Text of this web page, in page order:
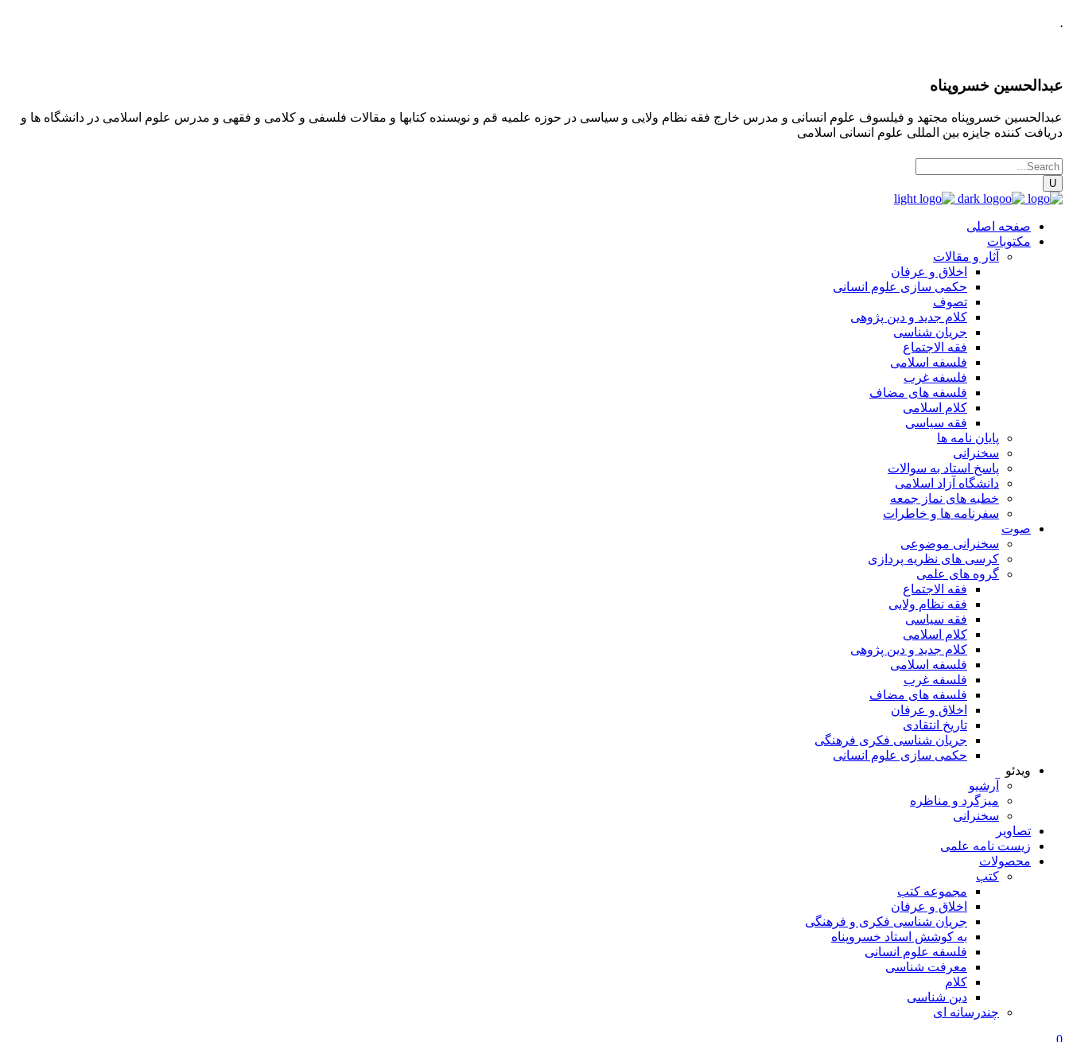
.
عبدالحسین خسروپناه
عبدالحسین خسروپناه مجتهد و فیلسوف علوم انسانی و مدرس خارج فقه نظام ولایی و سیاسی در حوزه علمیه قم و نویسنده کتابها و مقالات فلسفی و کلامی و فقهی و مدرس علوم اسلامی در دانشگاه ها و
دریافت کننده جایزه بین المللی علوم انسانی اسلامی
صفحه اصلی
مکتوبات
آثار و مقالات
اخلاق و عرفان
حکمی سازی علوم انسانی
تصوف
کلام جدید و دین پژوهی
جریان شناسی
فقه الاجتماع
فلسفه اسلامی
فلسفه غرب
فلسفه های مضاف
کلام اسلامی
فقه سیاسی
پایان نامه ها
سخنرانی
پاسخ استاد به سوالات
دانشگاه آزاد اسلامی
خطبه های نماز جمعه
سفرنامه ها و خاطرات
صوت
سخنرانی موضوعی
کرسی های نظریه پردازی
گروه های علمی
فقه الاجتماع
فقه نظام ولایی
فقه سیاسی
کلام اسلامی
کلام جدید و دین پژوهی
فلسفه اسلامی
فلسفه غرب
فلسفه های مضاف
اخلاق و عرفان
تاریخ انتقادی
جریان شناسی فکری فرهنگی
حکمی سازی علوم انسانی
ویدئو
آرشیو
میزگرد و مناظره
سخنرانی
تصاویر
زیست نامه علمی
محصولات
کتب
مجموعه کتب
اخلاق و عرفان
جریان شناسی فکری و فرهنگی
به کوشش استاد خسروپناه
فلسفه علوم انسانی
معرفت شناسی
کلام
دین شناسی
چندرسانه ای
0